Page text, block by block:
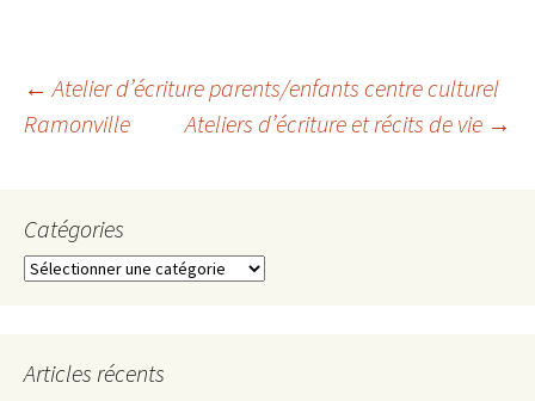
Navigation
articles
← Atelier d’écriture parents/enfants centre culturel
Ramonville
Ateliers d’écriture et récits de vie →
Catégories
Catégories
Articles récents